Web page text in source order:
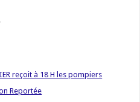
reçoit à 18 H les pompiers
Reportée